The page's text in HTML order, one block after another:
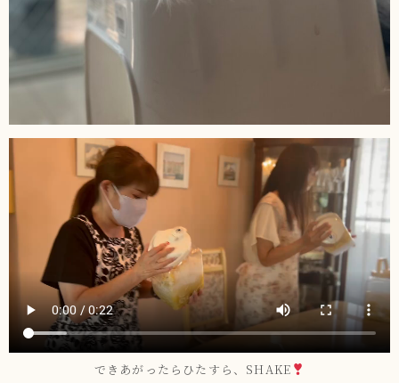
できあがったらひたすら、SHAKE